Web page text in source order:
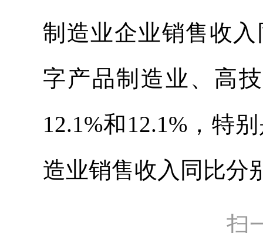
制造业企业销售收
字产品制造业、高
12.1%和12.1%，特
造业销售收入同比分
扫